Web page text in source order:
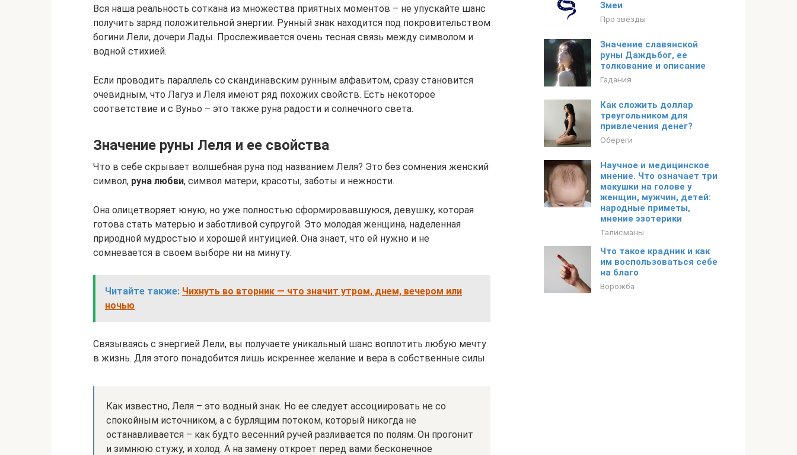
Вся наша реальность соткана из множества приятных моментов – не упускайте шанс
получить заряд положительной энергии. Рунный знак находится под покровительством
богини Лели, дочери Лады. Прослеживается очень тесная связь между символом и
водной стихией.
Если проводить параллель со скандинавским рунным алфавитом, сразу становится
очевидным, что Лагуз и Леля имеют ряд похожих свойств. Есть некоторое
соответствие и с Вуньо – это также руна радости и солнечного света.
Значение руны Леля и ее свойства
Что в себе скрывает волшебная руна под названием Леля? Это без сомнения женский
символ, руна любви, символ матери, красоты, заботы и нежности.
Она олицетворяет юную, но уже полностью сформировавшуюся, девушку, которая
готова стать матерью и заботливой супругой. Это молодая женщина, наделенная
природной мудростью и хорошей интуицией. Она знает, что ей нужно и не
сомневается в своем выборе ни на минуту.
Читайте также: Чихнуть во вторник — что значит утром, днем, вечером или
ночью
Связываясь с энергией Лели, вы получаете уникальный шанс воплотить любую мечту
в жизнь. Для этого понадобится лишь искреннее желание и вера в собственные силы.
Как известно, Леля – это водный знак. Но ее следует ассоциировать не со
спокойным источником, а с бурлящим потоком, который никогда не
останавливается – как будто весенний ручей разливается по полям. Он прогонит
и зимнюю стужу, и холод. А на замену откроет перед вами бесконечное
Змеи
Про звёзды
Значение славянской
руны Даждьбог, ее
толкование и описание
Гадания
Как сложить доллар
треугольником для
привлечения денег?
Обереги
Научное и медицинское
мнение. Что означает три
макушки на голове у
женщин, мужчин, детей:
народные приметы,
мнение эзотерики
Талисманы
Что такое крадник и как
им воспользоваться себе
на благо
Ворожба